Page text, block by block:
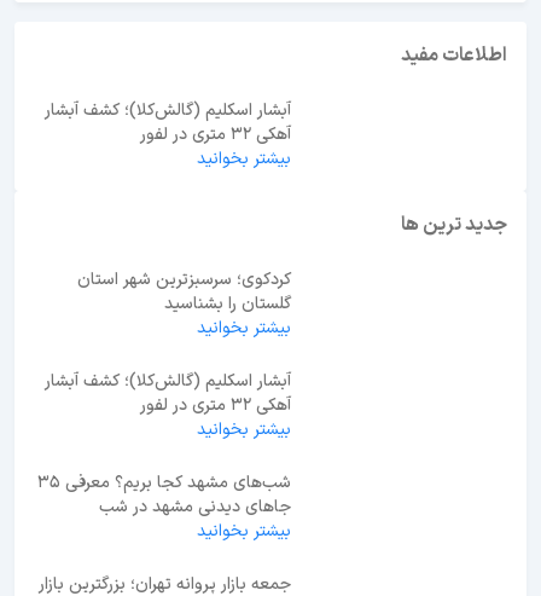
ابوظبی یا دبی؟ راهنمای انتخاب بهترین مقصد سفر در
آهکی ۳۲ متری در لفور
بیشتر بخوانید
کردکوی؛ سرسبزترین شهر استان
بیشتر بخوانید